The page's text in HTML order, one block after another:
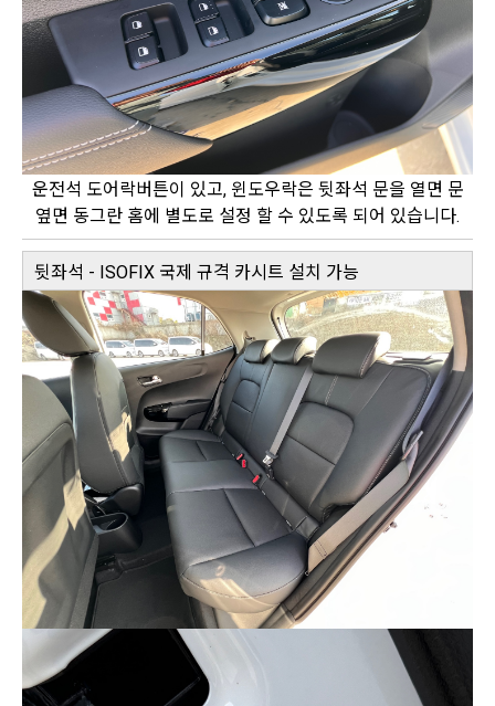
운전석 도어락버튼이 있고, 윈도우락은 뒷좌석 문을 열면 문
옆면 동그란 홈에 별도로 설정 할 수 있도록 되어 있습니다.
뒷좌석 - ISOFIX 국제 규격 카시트 설치 가능